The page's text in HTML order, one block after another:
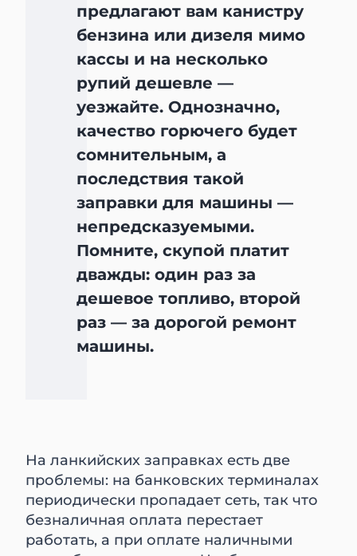
предлагают вам канистру
бензина или дизеля мимо
кассы и на несколько
рупий дешевле —
уезжайте. Однозначно,
качество горючего будет
сомнительным, а
последствия такой
заправки для машины —
непредсказуемыми.
Помните, скупой платит
дважды: один раз за
дешевое топливо, второй
раз — за дорогой ремонт
машины.
На ланкийских заправках есть две
проблемы: на банковских терминалах
периодически пропадает сеть, так что
безналичная оплата перестает
работать, а при оплате наличными